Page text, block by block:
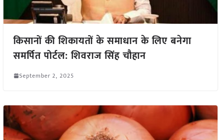
किसानों की शिकायतों के समाधान के लिए बनेगा
समर्पित पोर्टल: शिवराज सिंह चौहान
September 2, 2025